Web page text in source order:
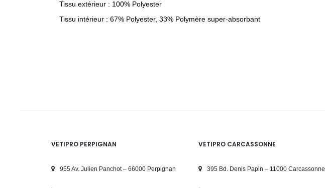
Tissu extérieur : 100% Polyester
Tissu intérieur : 67% Polyester, 33% Polymère super-absorbant
VETIPRO PERPIGNAN
955 Av. Julien Panchot – 66000 Perpignan
VETIPRO CARCASSONNE
395 Bd. Denis Papin – 11000 Carcassonne